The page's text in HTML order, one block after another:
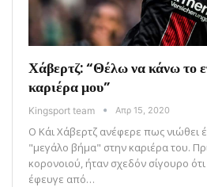
Χάβερτζ: “Θέλω να κάνω το
καριέρα μου”
Kingsport team Απρ 15, 2020
Ο Κάι Χάβερτζ ανέφερε πως νιώθει
"μεγάλο βήμα" στην καριέρα του.
κορονοιού, ήταν σχεδόν σίγουρο
έφευγε από…